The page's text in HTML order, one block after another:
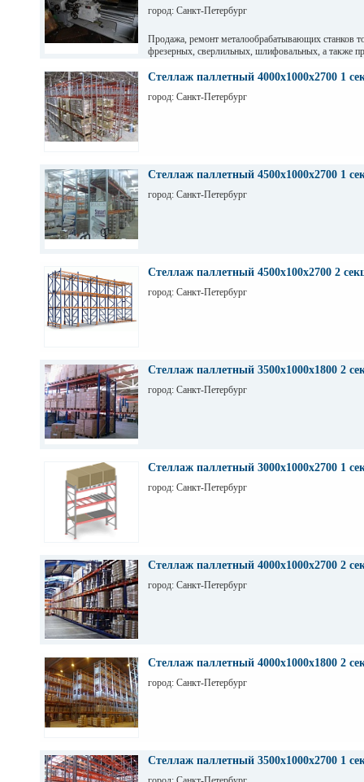
город: Санкт-Петербург
Продажа, ремонт металообрабатывающих станков
фрезерных, сверлильных, шлифовальных, а также
оборудования. Торг. Выбор. Пусконаладка. Санкт-
Стеллаж паллетный 4000х1000х2700 1
город: Санкт-Петербург
Стеллаж паллетный 4500х1000х2700 1
город: Санкт-Петербург
Стеллаж паллетный 4500х100х2700 2
город: Санкт-Петербург
Стеллаж паллетный 3500х1000х1800 2
город: Санкт-Петербург
Стеллаж паллетный 3000х1000х2700 1
город: Санкт-Петербург
Стеллаж паллетный 4000х1000х2700 2
город: Санкт-Петербург
Стеллаж паллетный 4000х1000х1800 2
город: Санкт-Петербург
Стеллаж паллетный 3500х1000х2700 1